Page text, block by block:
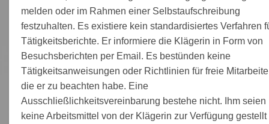
melden oder im Rahmen einer Selbstaufschreibung
festzuhalten. Es existiere kein standardisiertes Verfahren
Tätigkeitsberichte. Er informiere die Klägerin in Form von
Besuchsberichten per Email. Es bestünden keine
Tätigkeitsanweisungen oder Richtlinien für freie
die er zu beachten habe. Eine
Ausschließlichkeitsvereinbarung bestehe nicht. Ihm seien
keine Arbeitsmittel von der Klägerin zur Verfügung gestellt